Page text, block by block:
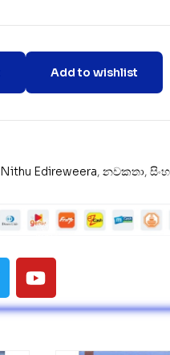
Add to wishlist
Nithu Edireweera,නවකතා,